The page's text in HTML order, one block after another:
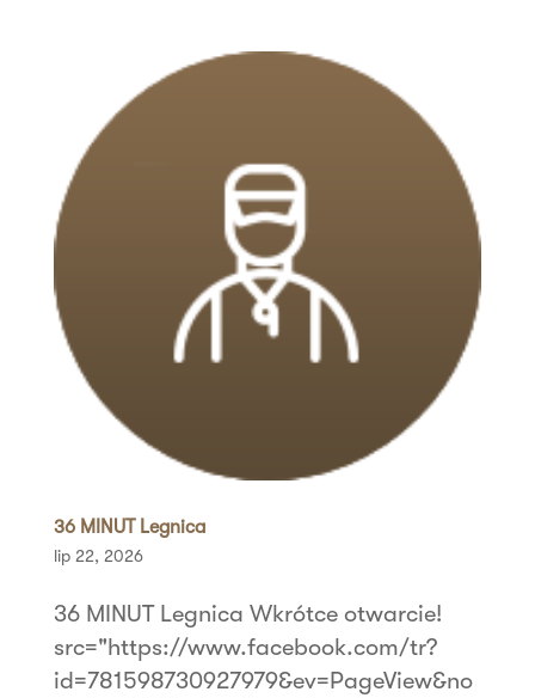
36 MINUT Legnica
lip 22, 2026
36 MINUT Legnica Wkrótce otwarcie!
src="https://www.facebook.com/tr?
id=781598730927979&ev=PageView&no